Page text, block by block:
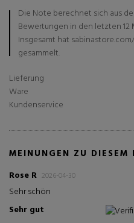
Die Note berechnet sich aus
Bewertungen in den letzten 12
Insgesamt hat
gesammelt.
Lieferung
Ware
Kundenservice
MEINUNGEN ZU DIESEM
Rose R 2026-04-30
Sehr schön
Sehr gut